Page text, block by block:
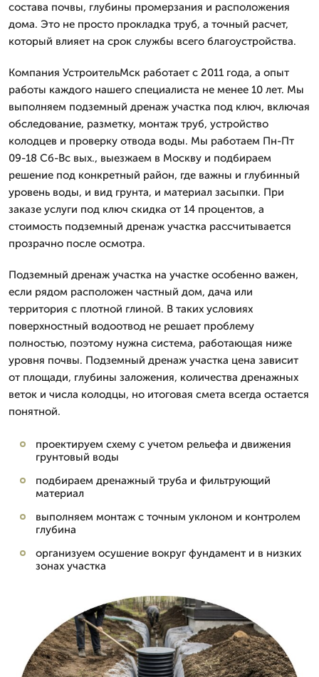
состава почвы, глубины промерзания и расположения
дома. Это не просто прокладка труб, а точный расчет,
который влияет на срок службы всего благоустройства.
Компания УстроительМск работает с 2011 года, а опыт
работы каждого нашего специалиста не менее 10 лет. Мы
выполняем подземный дренаж участка под ключ, включая
обследование, разметку, монтаж труб, устройство
колодцев и проверку отвода воды. Мы работаем Пн-Пт
09-18 Сб-Вс вых., выезжаем в Москву и подбираем
решение под конкретный район, где важны и глубинный
уровень воды, и вид грунта, и материал засыпки. При
заказе услуги под ключ скидка от 14 процентов, а
стоимость подземный дренаж участка рассчитывается
прозрачно после осмотра.
Подземный дренаж участка на участке особенно важен,
если рядом расположен частный дом, дача или
территория с плотной глиной. В таких условиях
поверхностный водоотвод не решает проблему
полностью, поэтому нужна система, работающая ниже
уровня почвы. Подземный дренаж участка цена зависит
от площади, глубины заложения, количества дренажных
веток и числа колодцы, но итоговая смета всегда остается
понятной.
проектируем схему с учетом рельефа и движения
грунтовый воды
подбираем дренажный труба и фильтрующий
материал
выполняем монтаж с точным уклоном и контролем
глубина
организуем осушение вокруг фундамент и в низких
зонах участка